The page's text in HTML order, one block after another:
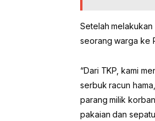
Setelah
seorang warga ke
“Dari TKP, kami
serbuk racun
parang milik
pakaian dan